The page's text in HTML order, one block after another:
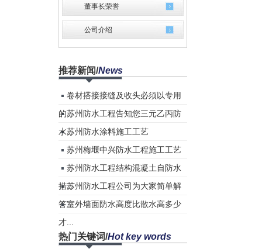
董事长荣誉
公司介绍
推荐新闻/News
卷材搭接接缝及收头必须以专用
的...苏州防水工程告知您三元乙丙防
水...苏州防水涂料施工工艺
苏州梅堰中兴防水工程施工工艺
苏州防水工程结构混凝土自防水
措...苏州防水工程公司为大家简单解
答...室外墙面防水高度比散水高多少
才...
热门关键词/Hot key words